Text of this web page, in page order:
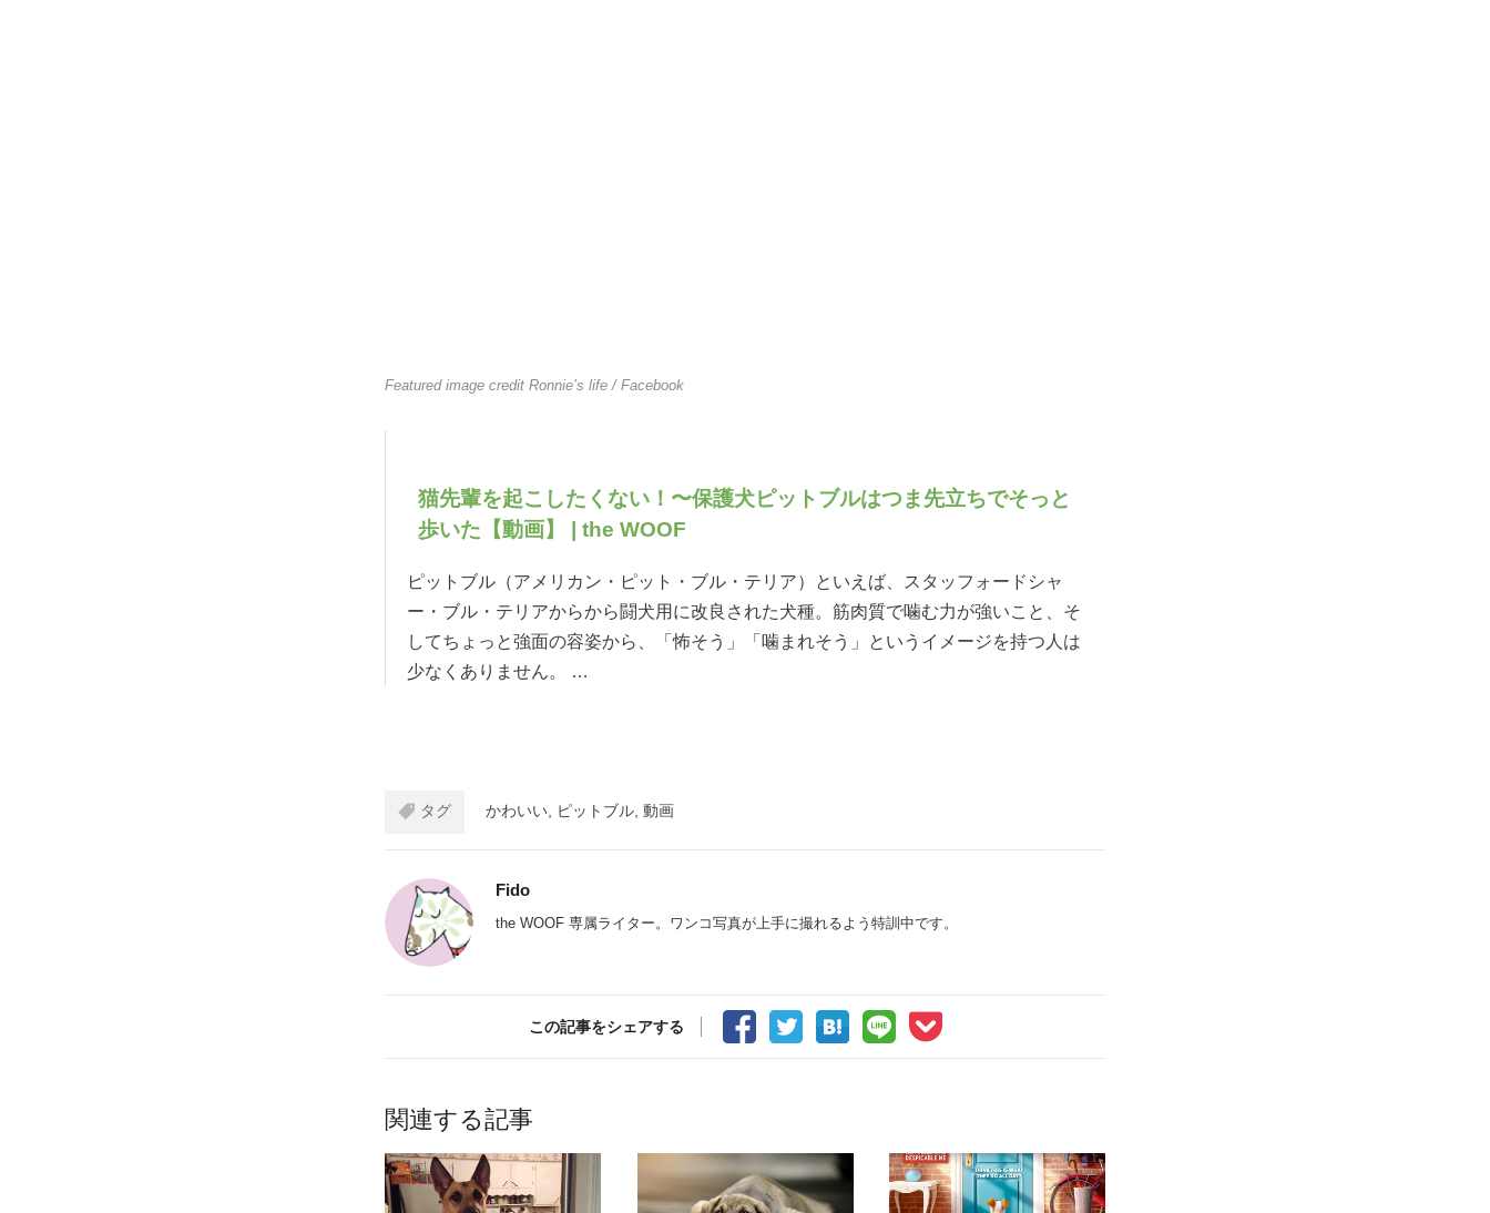
Featured image credit Ronnie’s life / Facebook
猫先輩を起こしたくない！〜保護犬ピットブルはつま先立ちでそっと
歩いた【動画】 | the WOOF
ピットブル（アメリカン・ピット・ブル・テリア）といえば、スタッフォードシャ
ー・ブル・テリアからから闘犬用に改良された犬種。筋肉質で噛む力が強いこと、そ
してちょっと強面の容姿から、「怖そう」「噛まれそう」というイメージを持つ人は
少なくありません。 …
タグ かわいい, ピットブル, 動画
Fido
the WOOF 専属ライター。ワンコ写真が上手に撮れるよう特訓中です。
この記事をシェアする
関連する記事